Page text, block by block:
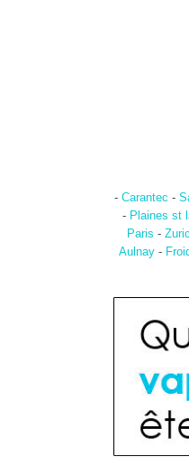
- Carantec -
- Plaines st
Paris -
Aulnay -